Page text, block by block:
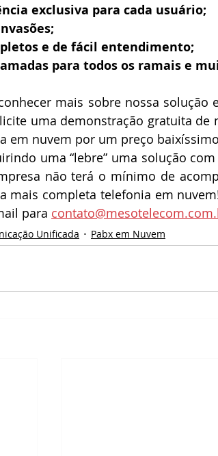
exclusiva para cada usuário;
e de fácil entendimento;
para todos os ramais e
mais sobre nossa
uma demonstração gratuita de
em nuvem por um preço
uma “lebre” uma solução
não terá o mínimo de
mais completa telefonia em
para
Unificada Pabx em Nuvem